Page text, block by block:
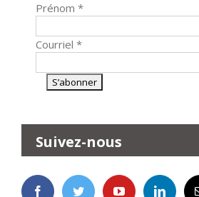
Prénom *
Courriel *
Suivez-nous